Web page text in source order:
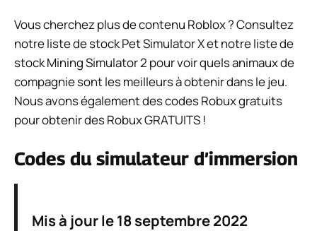
Vous cherchez plus de contenu Roblox ? Consultez
notre liste de stock Pet Simulator X et notre liste de
stock Mining Simulator 2 pour voir quels animaux de
compagnie sont les meilleurs à obtenir dans le jeu.
Nous avons également des codes Robux gratuits
pour obtenir des Robux GRATUITS !
Codes du simulateur d’immersion
Mis à jour le 18 septembre 2022